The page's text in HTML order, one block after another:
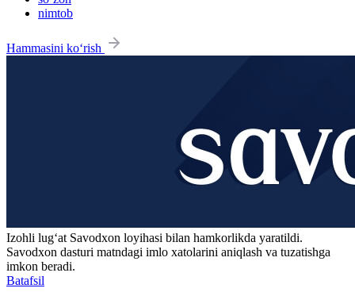
nimtob
Hammasini ko‘rish
Izohli lugʻat Savodxon loyihasi bilan hamkorlikda yaratildi.
Savodxon dasturi matndagi imlo xatolarini aniqlash va tuzatishga
imkon beradi.
Batafsil